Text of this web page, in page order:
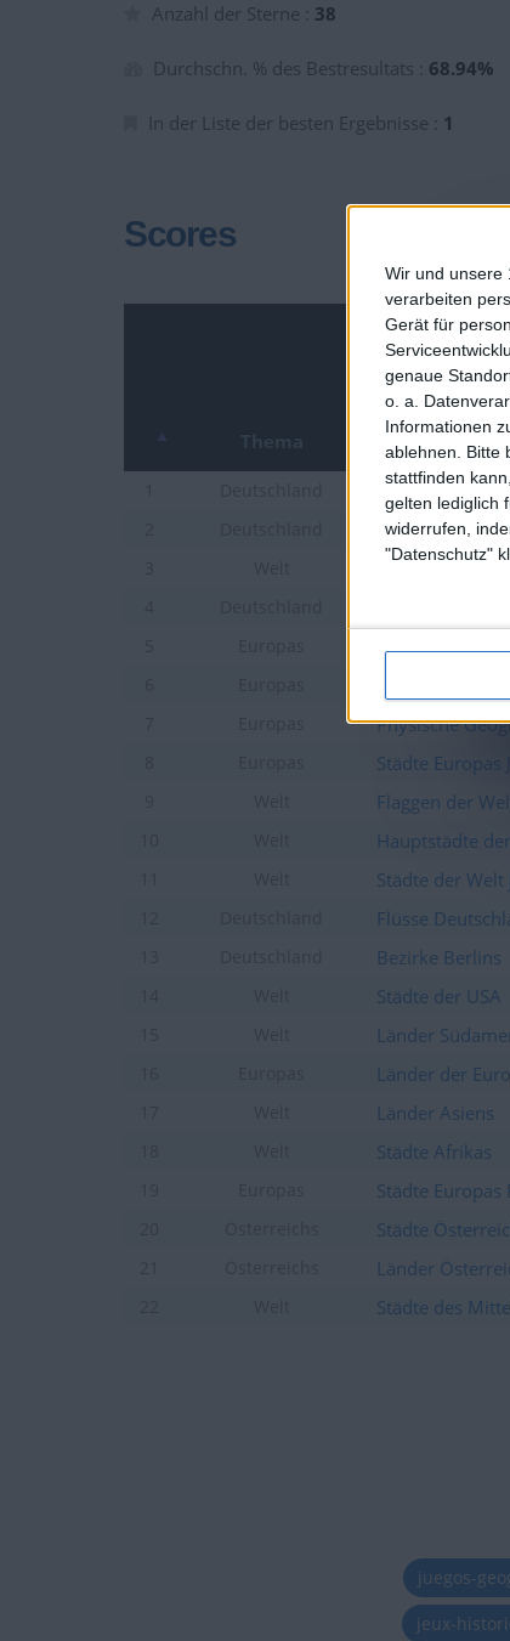
Wir und unsere
verarbeiten
Gerät für
genaue
o. a.
Informationen
ablehnen.
Bitte
stattfinden
gelten lediglich
widerrufen,
"Datenschutz"
Anzahl der Sterne : 38
Durchschn. % des Bestresultats : 68.94%
In der Liste der besten Ergebnisse : 1
Scores
Thema
Städte
Städte
Länder Europas
Physische
Städte Europas
Flaggen der
Hauptstädte
Städte der
Flüsse
Bezirke Berlins
Städte der USA
Länder
Länder der
Länder Asiens
Städte Afrikas
Städte Europas
Städte
Länder
Städte des
juegos-
jeux-